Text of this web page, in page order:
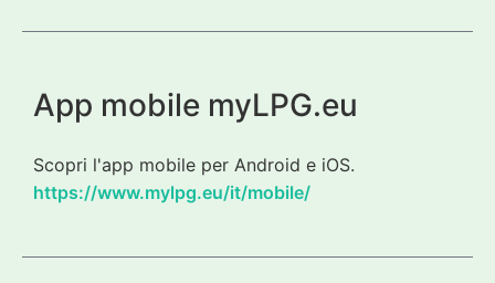
App mobile myLPG.eu
Scopri l'app mobile per Android e iOS.
https://www.mylpg.eu/it/mobile/